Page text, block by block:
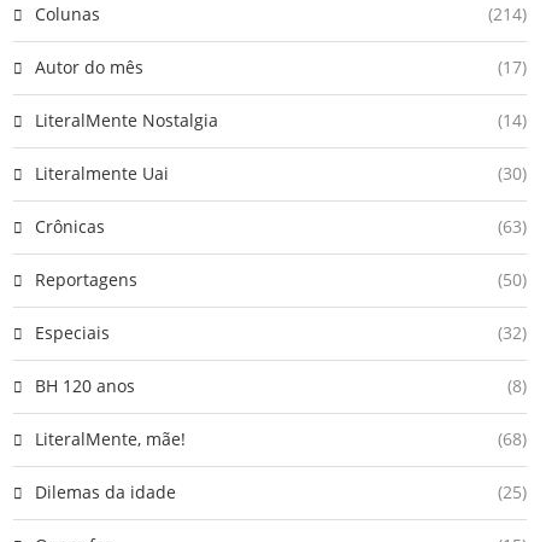
Colunas (214)
Autor do mês (17)
LiteralMente Nostalgia (14)
Literalmente Uai (30)
Crônicas (63)
Reportagens (50)
Especiais (32)
BH 120 anos (8)
LiteralMente, mãe! (68)
Dilemas da idade (25)